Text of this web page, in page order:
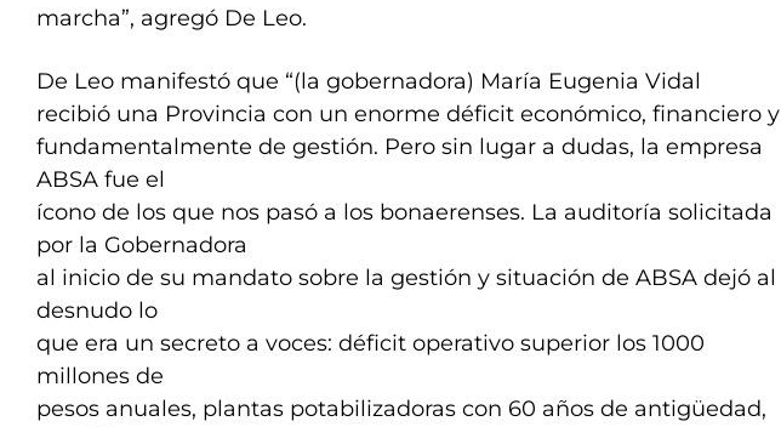
marcha”, agregó De Leo.
De Leo manifestó que “(la gobernadora) María Eugenia Vidal
recibió una Provincia con un enorme déficit económico, financiero y
fundamentalmente de gestión. Pero sin lugar a dudas, la empresa
ABSA fue el
ícono de los que nos pasó a los bonaerenses. La auditoría solicitada
por la Gobernadora
al inicio de su mandato sobre la gestión y situación de ABSA dejó al
desnudo lo
que era un secreto a voces: déficit operativo superior los 1000
millones de
pesos anuales, plantas potabilizadoras con 60 años de antigüedad,